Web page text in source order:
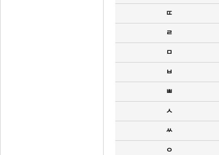
ㄸ
ㄹ
ㅁ
ㅂ
ㅃ
ㅅ
ㅆ
ㅇ